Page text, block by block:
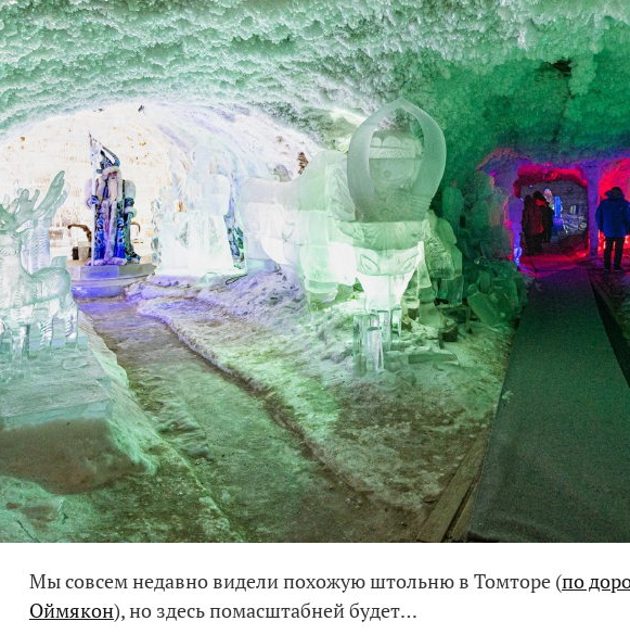
Мы совсем недавно видели похожую штольню в Томторе (по
Оймякон), но здесь помасштабней будет…